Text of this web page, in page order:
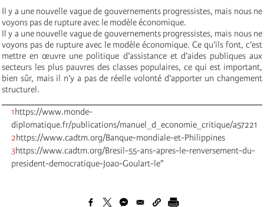
Il y a une nouvelle vague de gouvernements progressistes, mais nous ne
voyons pas de rupture avec le modèle économique.
Il y a une nouvelle vague de gouvernements progressistes, mais nous ne
voyons pas de rupture avec le modèle économique. Ce qu’ils font, c’est
mettre en œuvre une politique d’assistance et d’aides publiques aux
secteurs les plus pauvres des classes populaires, ce qui est important,
bien sûr, mais il n’y a pas de réelle volonté d’apporter un changement
structurel.
1https://www.monde-
diplomatique.fr/publications/manuel_d_economie_critique/a57221
2https://www.cadtm.org/Banque-mondiale-et-Philippines
3https://www.cadtm.org/Bresil-55-ans-apres-le-renversement-du-
president-democratique-Joao-Goulart-le"